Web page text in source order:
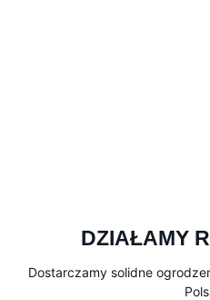
DZIAŁAMY
Dostarczamy solidne